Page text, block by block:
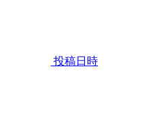
投稿日時